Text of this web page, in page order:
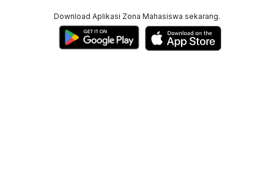
Download Aplikasi Zona Mahasiswa sekarang.